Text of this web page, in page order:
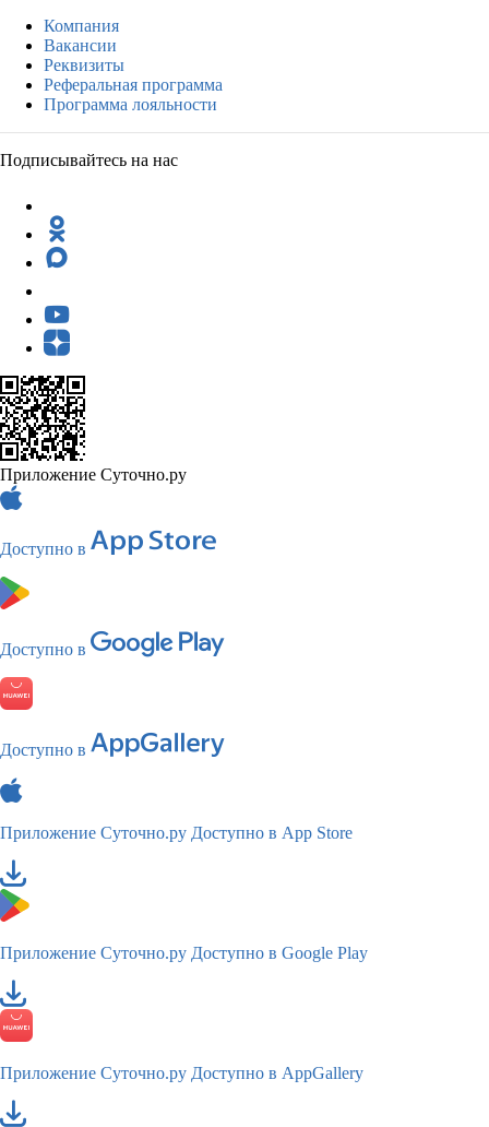
Компания
Вакансии
Реквизиты
Реферальная программа
Программа лояльности
Подписывайтесь на нас
Приложение Суточно.ру
Доступно в
Доступно в
Доступно в
Приложение Суточно.ру Доступно в App Store
Приложение Суточно.ру Доступно в Google Play
Приложение Суточно.ру Доступно в AppGallery